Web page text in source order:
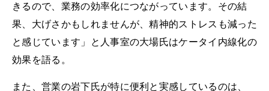
きるので、業務の効率化につながっています。その結
果、大げさかもしれませんが、精神的ストレスも減った
と感じています」と人事室の大場氏はケータイ内線化の
効果を語る。
また、営業の岩下氏が特に便利と実感しているのは、